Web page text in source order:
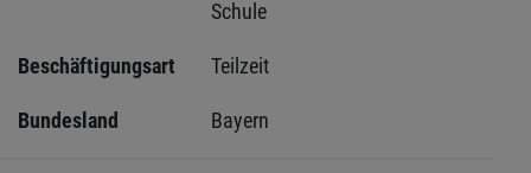
Schule
Beschäftigungsart Teilzeit
Bundesland Bayern